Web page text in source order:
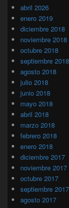
abril 2026
enero 2019
diciembre 2018
noviembre 2018
octubre 2018
septiembre 2018
agosto 2018
julio 2018
junio 2018
mayo 2018
abril 2018
marzo 2018
febrero 2018
enero 2018
diciembre 2017
noviembre 2017
octubre 2017
septiembre 2017
agosto 2017